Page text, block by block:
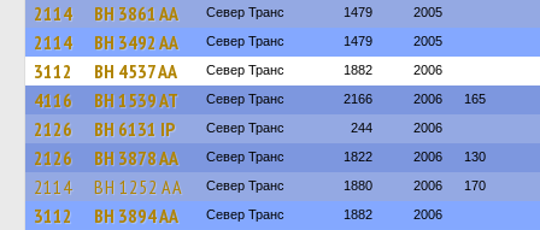
2114 BH 3861 AA Север Транс 1479 2005
2114 BH 3492 AA Север Транс 1479 2005
3112 BH 4537 AA Север Транс 1882 2006
4116 BH 1539 AT Север Транс 2166 2006 165
2126 BH 6131 IP Север Транс 244 2006
2126 BH 3878 AA Север Транс 1822 2006 130
2114 BH 1252 AA Север Транс 1880 2006 170
3112 BH 3894 AA Север Транс 1882 2006